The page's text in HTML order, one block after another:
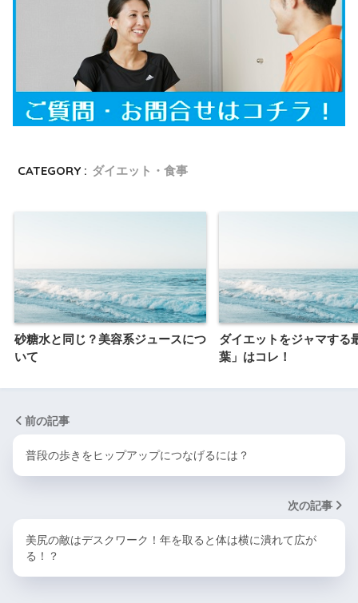
CATEGORY : ダイエット・食事
砂糖水と同じ？美容系ジュースにつ
いて
ダイエットをジャマする
葉」はコレ！
前の記事
普段の歩きをヒップアップにつなげるには？
次の記事
美尻の敵はデスクワーク！年を取ると体は横に潰れて広が
る！？